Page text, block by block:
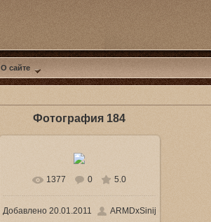
О сайте
Фотография 184
В реальном размере 2000x1084
/ 175.7Kb
1377 0 5.0
Добавлено20.01.2011 ARMDxSinij